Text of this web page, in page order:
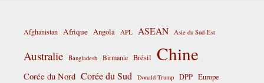
Afghanistan Afrique Angola APL ASEAN Asie du Sud-Est
Australie Bangladesh Birmanie Brésil Chine
Corée du Nord Corée du Sud Donald Trump DPP Europe